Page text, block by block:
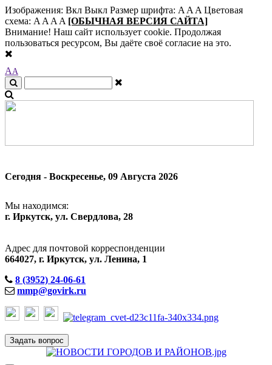
Изображения: Вкл Выкл Размер шрифта: A A A Цветовая
схема: A A A A [ОБЫЧНАЯ ВЕРСИЯ САЙТА]
Внимание! Наш сайт использует cookie. Продолжая
пользоваться ресурсом, Вы даёте своё согласие на это.
AA
Сегодня - Воскресенье, 09 Августа 2026
Мы находимся:
г. Иркутск, ул. Свердлова, 28
Адрес для почтовой корреспонденции
664027, г. Иркутск, ул. Ленина, 1
8 (3952) 24-06-61
mmp@govirk.ru
Задать вопрос